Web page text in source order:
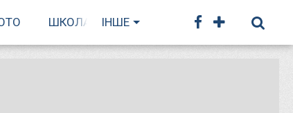
ШКОЛА БІГУ
ІНШЕ